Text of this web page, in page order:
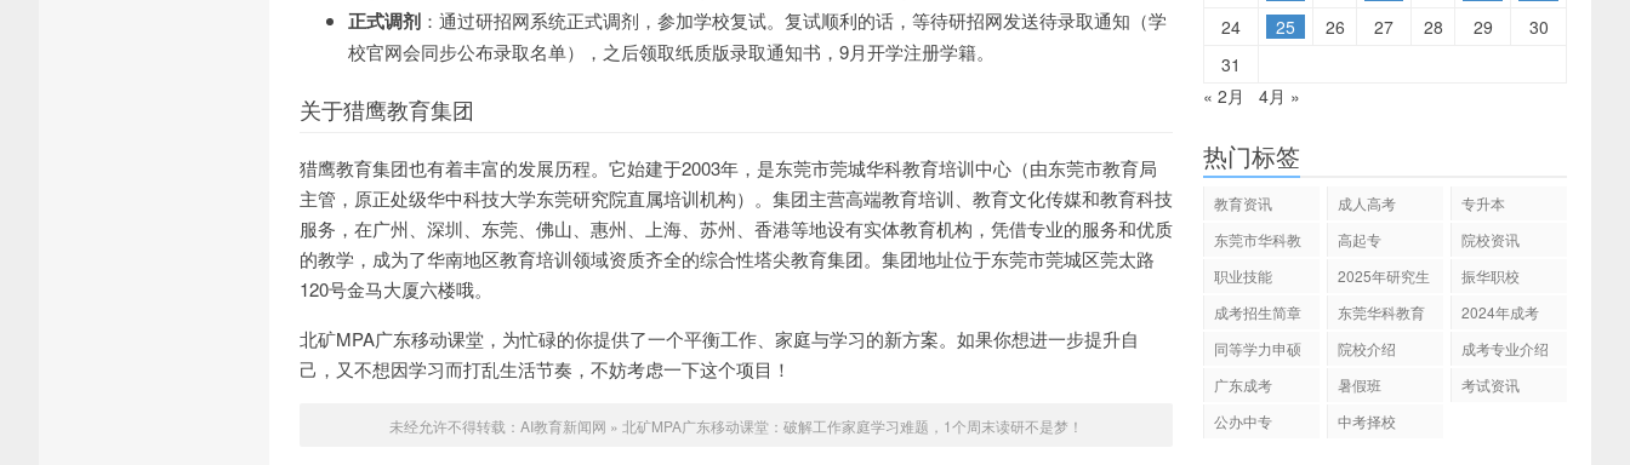
正式调剂 ：通过研招网系统正式调剂，参加学校复试。复试顺利的话，等待研招网发送待录取通知（学
校官网会同步公布录取名单），之后领取纸质版录取通知书，9月开学注册学籍。
关于猎鹰教育集团
猎鹰教育集团也有着丰富的发展历程。它始建于2003年，是东莞市莞城华科教育培训中心（由东莞市教育局
主管，原正处级华中科技大学东莞研究院直属培训机构）。集团主营高端教育培训、教育文化传媒和教育科技
服务，在广州、深圳、东莞、佛山、惠州、上海、苏州、香港等地设有实体教育机构，凭借专业的服务和优质
的教学，成为了华南地区教育培训领域资质齐全的综合性塔尖教育集团。集团地址位于东莞市莞城区莞太路
120号金马大厦六楼哦。
北矿MPA广东移动课堂，为忙碌的你提供了一个平衡工作、家庭与学习的新方案。如果你想进一步提升自
己，又不想因学习而打乱生活节奏，不妨考虑一下这个项目！
未经允许不得转载： AI教育新闻网 » 北矿MPA广东移动课堂：破解工作家庭学习难题，1个周末读研不是梦！
24
25 26 27 28 29
30
31
« 2月
4月 »
热门标签
教育资讯 成人高考
专升本
东莞市华科教
高起专
院校资讯
职业技能
2025年研究生
振华职校
成考招生简章
东莞华科教育
2024年成考
同等学力申硕
院校介绍
成考专业介绍
广东成考
暑假班
考试资讯
公办中专
中考择校